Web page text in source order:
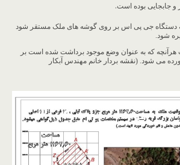
و جابجایی بوده است.
دستگاه جی پی اس بر روی گوشه های ملک مستقر شود
شود.
که به عنوان وضع موجود برداشت شده است بر
آورده می شود. (نقشه بردار خانم مهندس آبکار